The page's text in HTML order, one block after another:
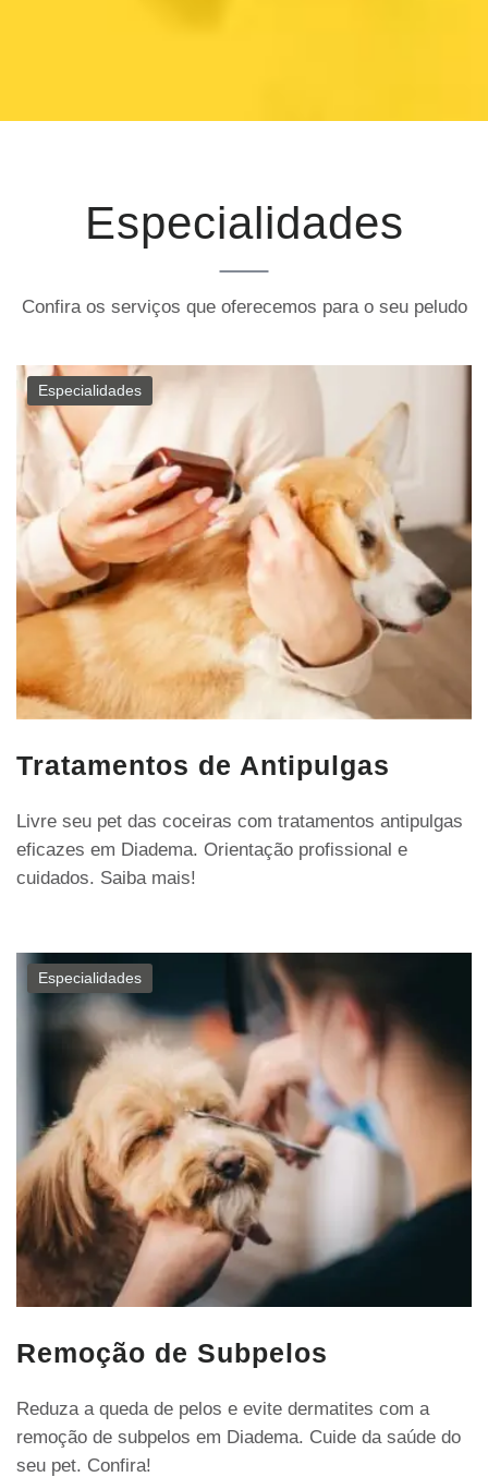
Especialidades
Confira os serviços que oferecemos para o seu peludo
Especialidades
Tratamentos de Antipulgas
Livre seu pet das coceiras com tratamentos antipulgas
eficazes em Diadema. Orientação profissional e
cuidados. Saiba mais!
Especialidades
Remoção de Subpelos
Reduza a queda de pelos e evite dermatites com a
remoção de subpelos em Diadema. Cuide da saúde do
seu pet. Confira!